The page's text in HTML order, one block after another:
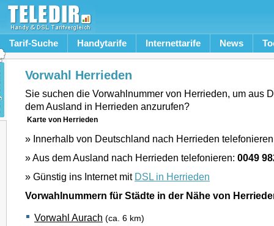
Tarif-Suche Handytarife Internettarife News
Vorwahl Herrieden
Sie suchen die Vorwahlnummer von Herrieden, um aus
dem Ausland in Herrieden anzurufen?
Karte von Herrieden
» Innerhalb von Deutschland nach Herrieden
» Aus dem Ausland nach Herrieden telefonieren: 0049
» Günstig ins Internet mit DSL in Herrieden
Vorwahlnummern für Städte in der Nähe von
Vorwahl Aurach (ca. 6 km)